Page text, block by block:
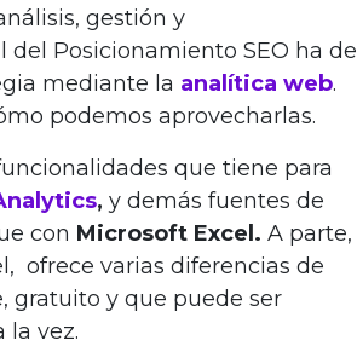
gestión y
Posicionamiento SEO ha de
mediante la analítica web.
podemos aprovecharlas.
que tiene para
, y demás fuentes de
con Microsoft Excel. A parte,
ofrece varias diferencias de
gratuito y que puede ser
la vez.